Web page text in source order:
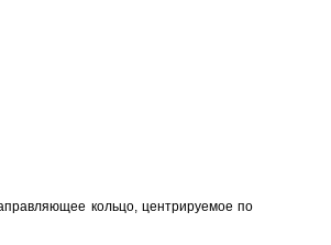
кольцо, центрируемое по